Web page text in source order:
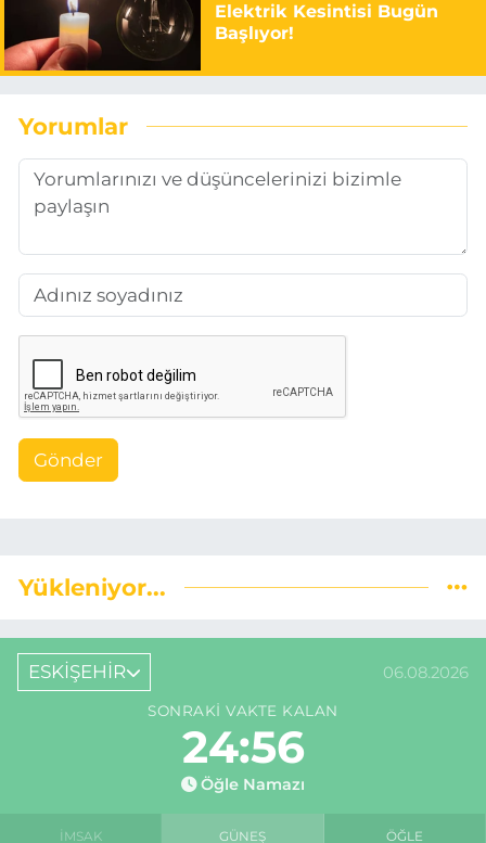
Elektrik Kesintisi Bugün
Başlıyor!
Yorumlar
Gönder
Yükleniyor...
ESKİŞEHİR 06.08.2026
SONRAKI VAKTE KALAN
24:55
Öğle Namazı
İMSAK GÜNEŞ ÖĞLE